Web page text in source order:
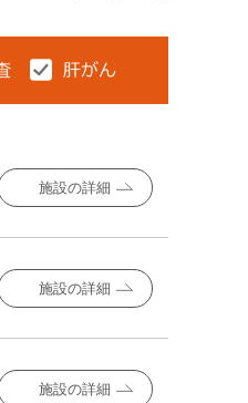
施設の詳細
施設の詳細
施設の詳細